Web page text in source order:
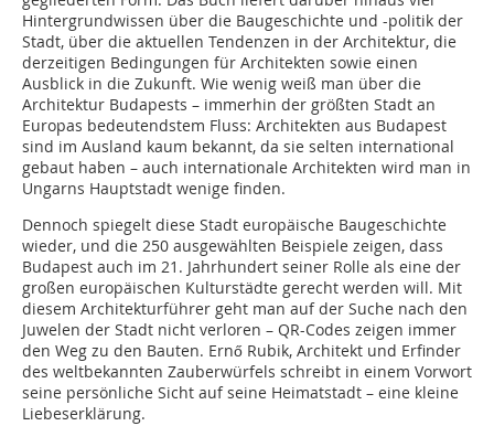
Hintergrundwissen über die Baugeschichte und -politik der
Stadt, über die aktuellen Tendenzen in der Architektur, die
derzeitigen Bedingungen für Architekten sowie einen
Ausblick in die Zukunft. Wie wenig weiß man über die
Architektur Budapests – immerhin der größten Stadt an
Europas bedeutendstem Fluss: Architekten aus Budapest
sind im Ausland kaum bekannt, da sie selten international
gebaut haben – auch internationale Architekten wird man in
Ungarns Hauptstadt wenige finden.
Dennoch spiegelt diese Stadt europäische Baugeschichte
wieder, und die 250 ausgewählten Beispiele zeigen, dass
Budapest auch im 21. Jahrhundert seiner Rolle als eine der
großen europäischen Kulturstädte gerecht werden will. Mit
diesem Architekturführer geht man auf der Suche nach den
Juwelen der Stadt nicht verloren – QR-Codes zeigen immer
den Weg zu den Bauten. Ernő Rubik, Architekt und Erfinder
des weltbekannten Zauberwürfels schreibt in einem Vorwort
seine persönliche Sicht auf seine Heimatstadt – eine kleine
Liebeserklärung.